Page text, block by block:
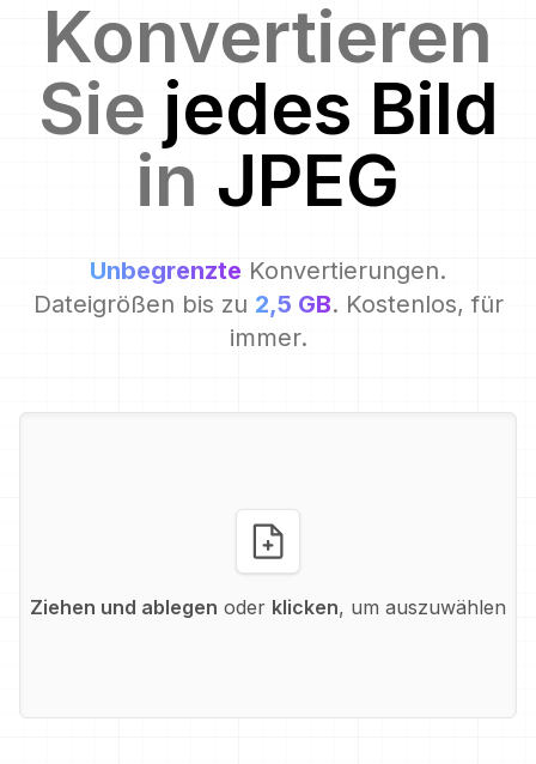
Konvertieren
Sie jedes Bild
in JPEG
Unbegrenzte Konvertierungen.
Dateigrößen bis zu 2,5 GB. Kostenlos, für
immer.
Ziehen und ablegen oder klicken, um auszuwählen